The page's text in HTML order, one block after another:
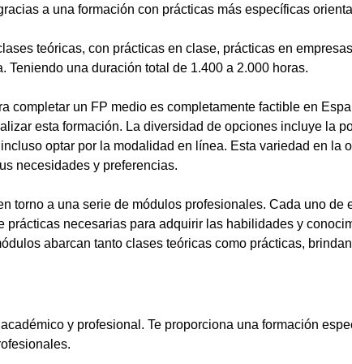
a una formación con prácticas más específicas
teóricas, con prácticas en clase, prácticas en
una duración total de 1.400 a 2.000 horas.
completar un FP medio es completamente factible en
esta formación. La diversidad de opciones incluye la
optar por la modalidad en línea. Esta variedad en la
necesidades y preferencias.
torno a una serie de módulos profesionales. Cada uno de
necesarias para adquirir las habilidades y
abarcan tanto clases teóricas como prácticas,
y profesional. Te proporciona una formación